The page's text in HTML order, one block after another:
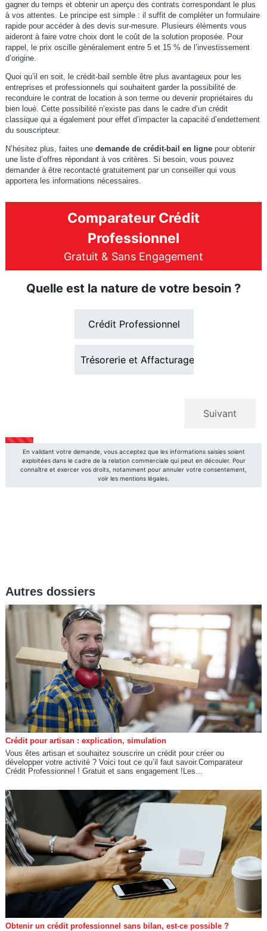
gagner du temps et obtenir un aperçu des contrats correspondant le plus
à vos attentes. Le principe est simple : il suffit de compléter un formulaire
rapide pour accéder à des devis sur-mesure. Plusieurs éléments vous
aideront à faire votre choix dont le coût de la solution proposée. Pour
rappel, le prix oscille généralement entre 5 et 15 % de l’investissement
d’origine.
Quoi qu’il en soit, le crédit-bail semble être plus avantageux pour les
entreprises et professionnels qui souhaitent garder la possibilité de
reconduire le contrat de location à son terme ou devenir propriétaires du
bien loué. Cette possibilité n’existe pas dans le cadre d’un crédit
classique qui a également pour effet d’impacter la capacité d’endettement
du souscripteur.
N’hésitez plus, faites une demande de crédit-bail en lignepour obtenir
une liste d’offres répondant à vos critères. Si besoin, vous pouvez
demander à être recontacté gratuitement par un conseiller qui vous
apportera les informations nécessaires.
Autres dossiers
Crédit pour artisan : explication, simulation
Vous êtes artisan et souhaitez souscrire un crédit pour créer ou
développer votre activité ? Voici tout ce qu’il faut savoir.Comparateur
Crédit Professionnel ! Gratuit et sans engagement !Les...
Obtenir un crédit professionnel sans bilan, est-ce possible ?